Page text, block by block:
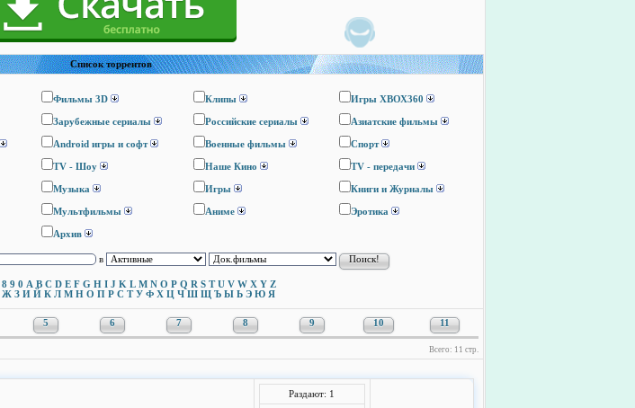
Список торрентов
Фильмы 3D Клипы Игры ХВОХ360
Зарубежные сериалы Российские сериалы Азиатские фильмы
Android игры и софт Военные фильмы Спорт
TV - Шоу Наше Кино TV - передачи
Музыка Игры Книги и Журналы
Мультфильмы Аниме Эротика
Архив
в
8 9 0 A B C D E F G H I J K L M N O P Q R S T U V W X Y Z
Ж З И Й К Л М Н О П Р С Т У Ф Х Ц Ч Ш Щ Ъ Ы Ь Э Ю Я
5 6 7 8 9 10 11
Всего: 11 стр.
Раздают: 1